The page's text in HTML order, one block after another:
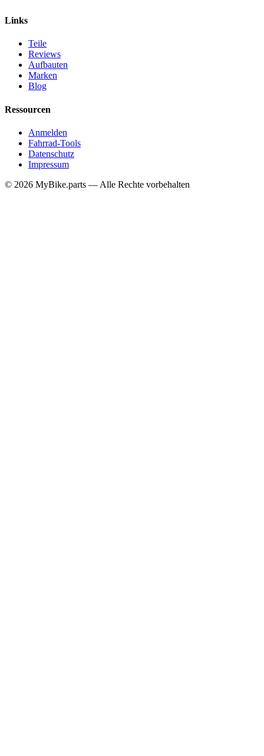
Links
Teile
Reviews
Aufbauten
Marken
Blog
Ressourcen
Anmelden
Fahrrad-Tools
Datenschutz
Impressum
© 2026 MyBike.parts — Alle Rechte vorbehalten